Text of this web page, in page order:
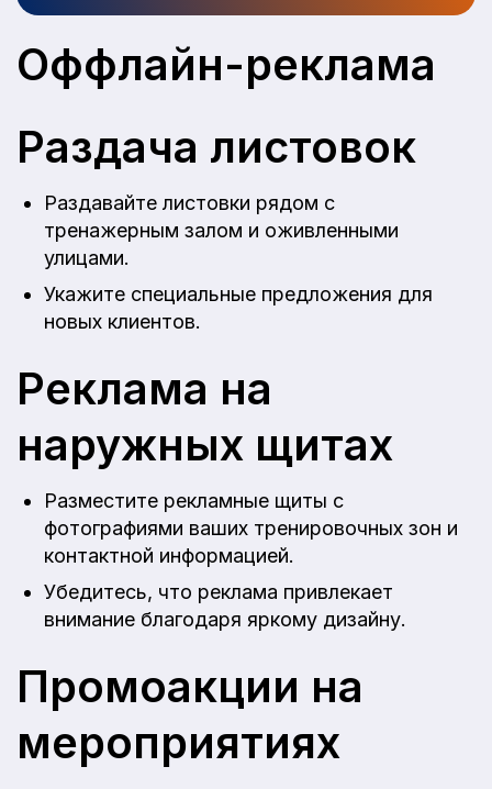
Оффлайн-реклама
Раздача листовок
Раздавайте листовки рядом с
тренажерным залом и оживленными
улицами.
Укажите специальные предложения для
новых клиентов.
Реклама на
наружных щитах
Разместите рекламные щиты с
фотографиями ваших тренировочных зон и
контактной информацией.
Убедитесь, что реклама привлекает
внимание благодаря яркому дизайну.
Промоакции на
мероприятиях